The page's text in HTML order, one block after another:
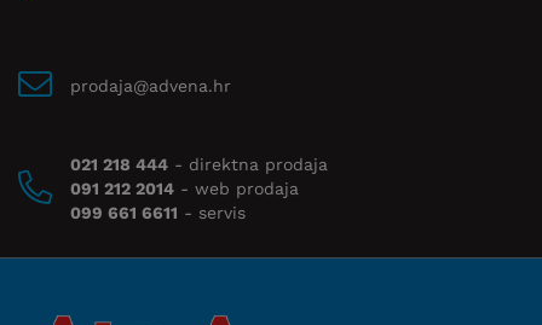
prodaja@advena.hr
021 218 444 - direktna prodaja
091 212 2014 - web prodaja
099 661 6611 - servis